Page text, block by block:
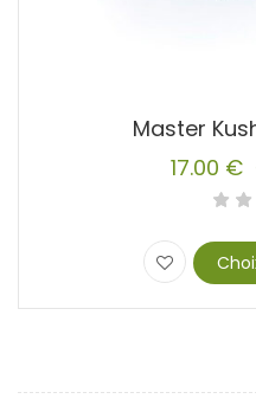
Master
17.00 €
variations.